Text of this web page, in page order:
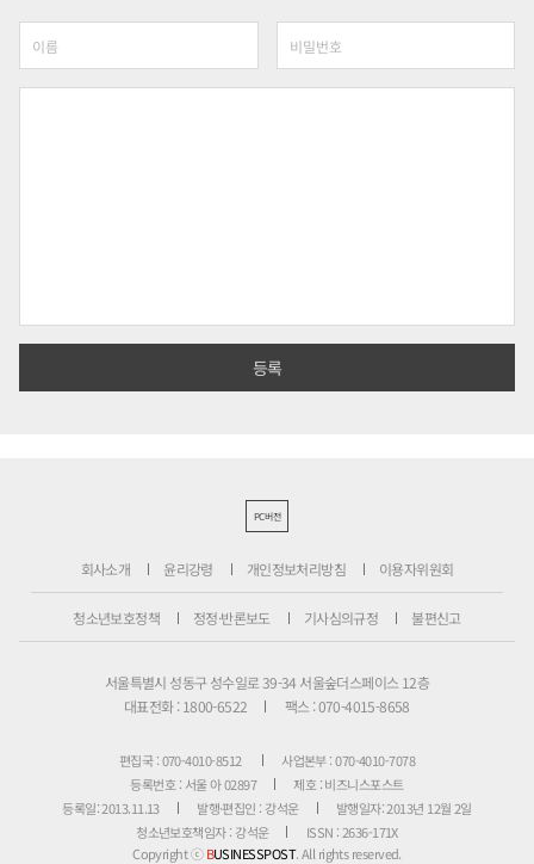
PC버전
회사소개 윤리강령 개인정보처리방침 이용자위원회
청소년보호정책 정정·반론보도 기사심의규정 불편신고
서울특별시 성동구 성수일로 39-34 서울숲더스페이스 12층
대표전화 : 1800-6522
팩스 : 070-4015-8658
편집국 : 070-4010-8512
사업본부 : 070-4010-7078
등록번호 : 서울 아 02897
제호 : 비즈니스포스트
등록일: 2013.11.13
발행·편집인 : 강석운
발행일자: 2013년 12월 2일
청소년보호책임자 : 강석운
ISSN : 2636-171X
Copyright ⓒBUSINESSPOST. All rights reserved.